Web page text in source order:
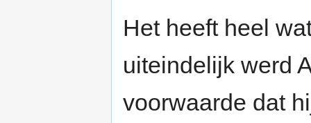
Het heeft heel
uiteindelijk werd
voorwaarde dat